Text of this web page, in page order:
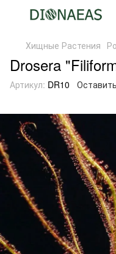
Хищные Растения
Drosera
Артикул: DR10